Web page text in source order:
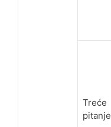
Treće
pitanje